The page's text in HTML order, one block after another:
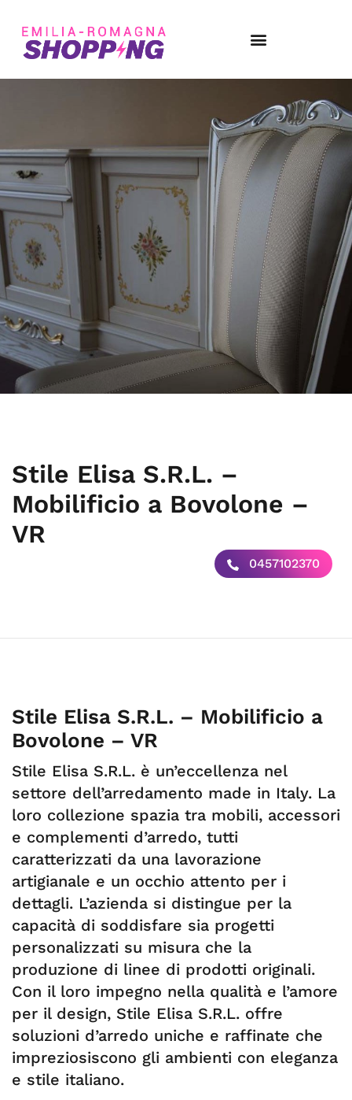
Stile Elisa S.R.L. –
Mobilificio a Bovolone –
VR
0457102370
Stile Elisa S.R.L. – Mobilificio a
Bovolone – VR
Stile Elisa S.R.L. è un’eccellenza nel
settore dell’arredamento made in Italy. La
loro collezione spazia tra mobili, accessori
e complementi d’arredo, tutti
caratterizzati da una lavorazione
artigianale e un occhio attento per i
dettagli. L’azienda si distingue per la
capacità di soddisfare sia progetti
personalizzati su misura che la
produzione di linee di prodotti originali.
Con il loro impegno nella qualità e l’amore
per il design, Stile Elisa S.R.L. offre
soluzioni d’arredo uniche e raffinate che
impreziosiscono gli ambienti con eleganza
e stile italiano.